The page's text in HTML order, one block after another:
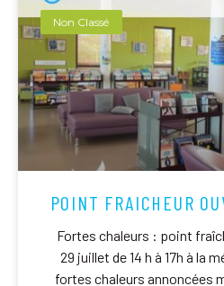
Non Classé
POINT FRAICHEUR
Fortes chaleurs : point
29 juillet de 14 h à 17h à la
fortes chaleurs annoncées